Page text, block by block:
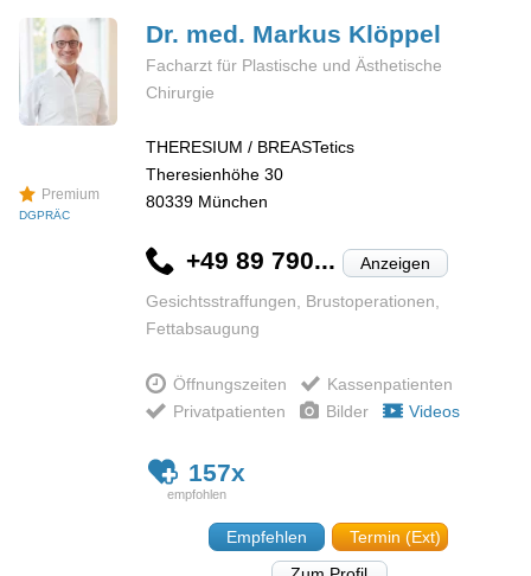
Premium
DGPRÄC
Dr. med. Markus Klöppel
Facharzt für Plastische und Ästhetische
Chirurgie
THERESIUM / BREASTetics
Theresienhöhe 30
80339 München
+49 89 790... Anzeigen
Gesichtsstraffungen, Brustoperationen,
Fettabsaugung
Öffnungszeiten
Kassenpatienten
Privatpatienten
Bilder Videos
157x
Empfehlen
Termin (Ext)